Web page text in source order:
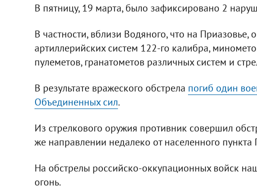
В пятницу, 19 марта, было зафиксировано 2
В частности, вблизи Водяного, что на Приазовье,
артиллерийских систем 122-го калибра,
пулеметов, гранатометов различных систем и
В результате вражеского обстрела погиб один
Объединенных сил.
Из стрелкового оружия противник совершил
же направлении недалеко от населенного
На обстрелы российско-оккупационных войск
огонь.